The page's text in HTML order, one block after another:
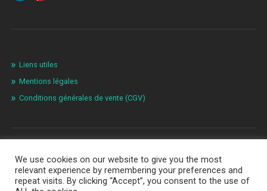
Liens utiles
Mentions légales
Conditions générales de vente (CGV)
We use cookies on our website to give you the most
relevant experience by remembering your preferences and
repeat visits. By clicking “Accept”, you consent to the use of